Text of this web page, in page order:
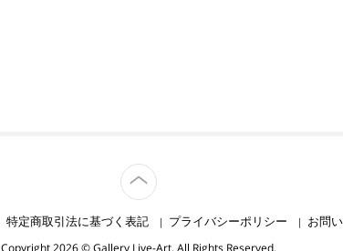
特定商取引法に基づく表記 プライバシーポリシー お問